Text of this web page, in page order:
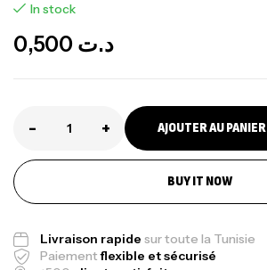
In stock
د.ت
- + AJOUTER AU PANIER
BUY IT NOW
Livraison rapide sur toute la Tunisie
Paiementflexible et sécurisé